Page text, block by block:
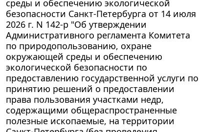
среды и обеспечению экологической
безопасности Санкт-Петербурга от 14 июля
2026 г. N 142-р "Об утверждении
Административного регламента Комитета
по природопользованию, охране
окружающей среды и обеспечению
экологической безопасности по
предоставлению государственной услуги по
принятию решений о предоставлении
права пользования участками недр,
содержащими общераспространенные
полезные ископаемые, на территории